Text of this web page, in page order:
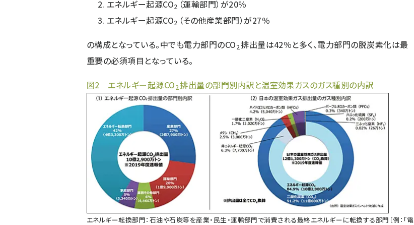
エネルギー起源CO2 （運輸部門）が20％
エネルギー起源CO2 （その他産業部門）が27％
の構成となっている。中でも電力部門のCO2排出量は42％と多く、電力部門の脱炭素化は最
重要の必須項目となっている。
図2 エネルギー起源CO2排出量の部門別内訳と温室効果ガスのガス種別の内訳
エネルギー転換部門：石油や石炭等を産業・民生・運輸部門で消費される最終エネルギーに転換する部門〔例：「電